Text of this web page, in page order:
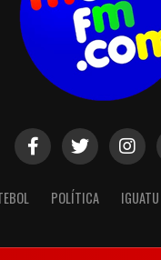
POLÍTICA IGUATU